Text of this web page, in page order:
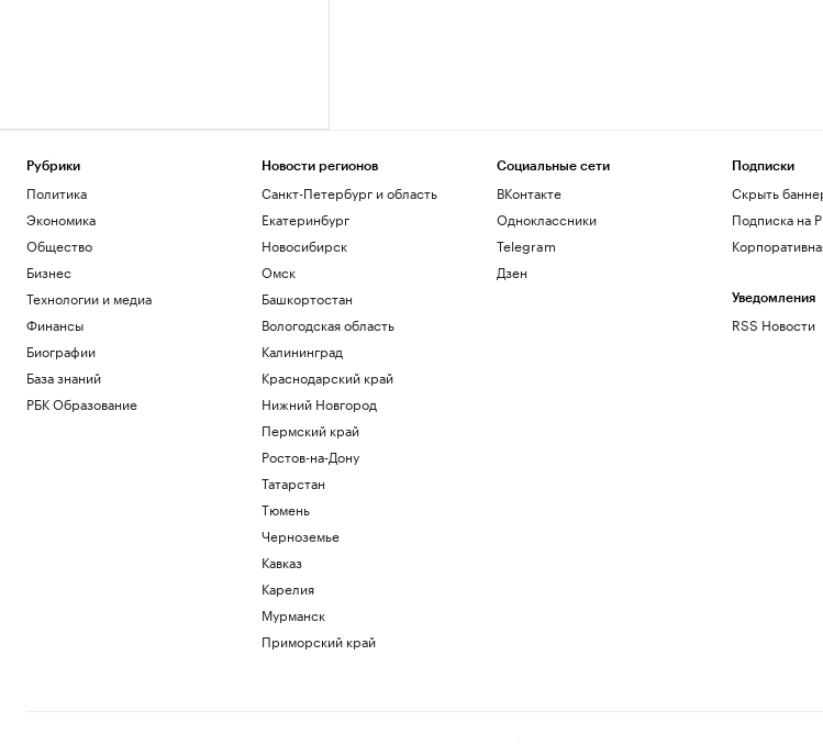
Рубрики
Политика
Экономика
Общество
Бизнес
Технологии и медиа
Финансы
Биографии
База знаний
РБК Образование
Новости регионов
Санкт-Петербург и область
Екатеринбург
Новосибирск
Омск
Башкортостан
Вологодская область
Калининград
Краснодарский край
Нижний Новгород
Пермский край
Ростов-на-Дону
Татарстан
Тюмень
Черноземье
Кавказ
Карелия
Мурманск
Приморский край
Социальные сети
ВКонтакте
Одноклассники
Telegram
Дзен
Подписки
Скрыть
Подписка на
Уведомления
RSS Новости